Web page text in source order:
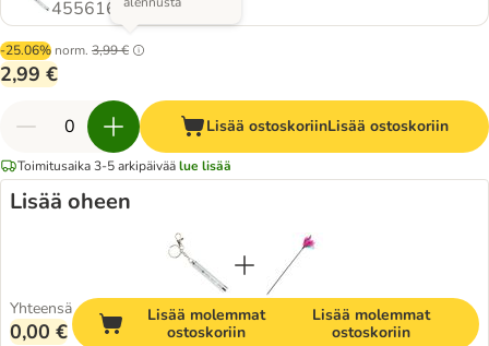
455616.0
-25.06% norm. 3,99 €
2,99 €
Lisää ostoskoriinLisää ostoskoriin
Toimitusaika 3-5 arkipäiväälue lisää
Lisää oheen
Yhteensä
0,00 €
Lisää molemmat
ostoskoriin
Lisää molemmat
ostoskoriin